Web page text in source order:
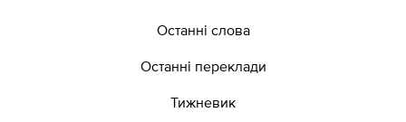
Останні слова
Останні переклади
Тижневик